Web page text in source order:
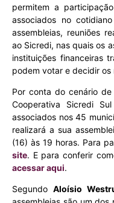
permitem a
associados no
assembleias, reuniões
ao Sicredi, nas quais os
instituições financeiras
podem votar e decidir
Por conta do cenário
Cooperativa Sicredi
associados nos 45
realizará a sua
(16) às 19 horas. Para
site. E para conferir
acessar aqui.
Segundo Aloísio